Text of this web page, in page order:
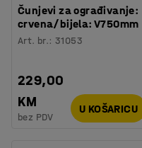
Čunjevi za ograđivanje:
crvena/bijela: V750mm
Art. br.:31053
229,00
KM
bez PDV
U KOŠARICU